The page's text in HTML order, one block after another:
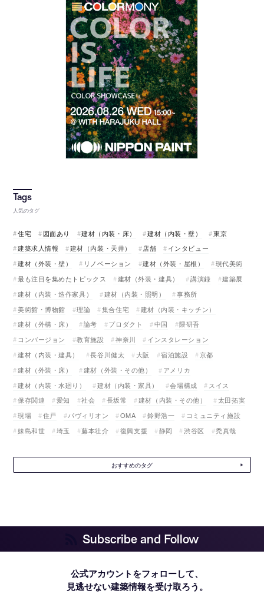
人気のタグ
住宅 図面あり 建材（内装・床） 建材（内装・壁）
東京
建築求人情報
建材（内装・天井） 店舗
インタビュー
建材（外装・壁）
リノベーション 建材（外装・屋根）
現代美術
最も注目を集めたトピックス
建材（外装・建具） 講演録
建築展
建材（内装・造作家具）
建材（内装・照明）
事務所
美術館・博物館
理論 集合住宅
建材（内装・キッチン）
建材（外構・床）
論考 プロダクト 中国
隈研吾
コンバージョン
教育施設 神奈川
インスタレーション
建材（内装・建具）
長谷川健太 大阪 宿泊施設
京都
建材（外装・床）
建材（外装・その他）
アメリカ
建材（内装・水廻り）
建材（内装・家具） 会場構成
スイス
保存関連
愛知 社会 長坂常 建材（内装・その他）
太田拓実
現場
住戸 パヴィリオン OMA 鈴野浩一
コミュニティ施設
妹島和世
埼玉 藤本壮介 復興支援 静岡 渋谷区 禿真哉
おすすめのタグ
Subscribe and Follow
公式アカウントをフォローして、
見逃せない建築情報を受け取ろう。